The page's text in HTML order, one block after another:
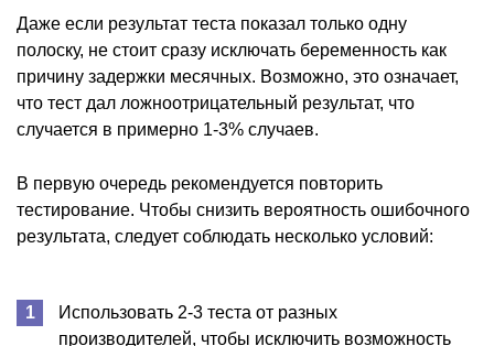
Даже если результат теста показал только одну
полоску, не стоит сразу исключать беременность как
причину задержки месячных. Возможно, это означает,
что тест дал ложноотрицательный результат, что
случается в примерно 1-3% случаев.
В первую очередь рекомендуется повторить
тестирование. Чтобы снизить вероятность ошибочного
результата, следует соблюдать несколько условий:
Использовать 2-3 теста от разных
производителей, чтобы исключить возможность